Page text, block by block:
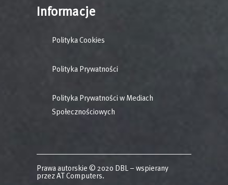
Informacje
Polityka Cookies
Polityka Prywatności
Polityka Prywatności w Mediach
Społecznościowych
Prawa autorskie © 2020 DBL – wspierany
przezAT Computers.